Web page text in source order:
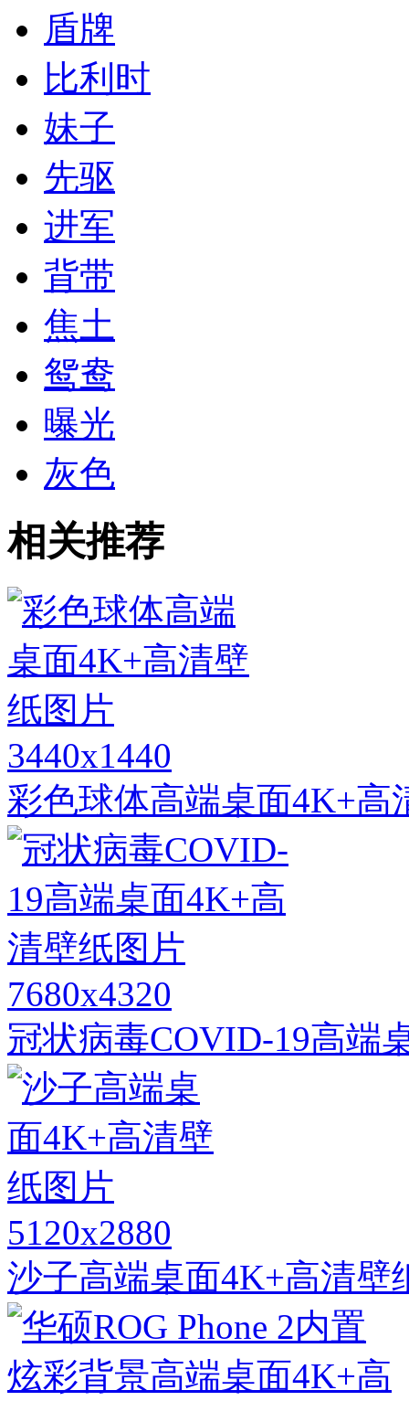
盾牌
比利时
妹子
先驱
进军
背带
焦土
鸳鸯
曝光
灰色
相关推荐
3440x1440
彩色球体高端桌面4K+高
7680x4320
冠状病毒COVID-19高端
5120x2880
沙子高端桌面4K+高清壁